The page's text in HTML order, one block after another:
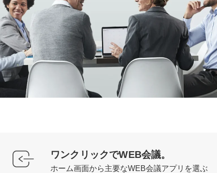
ワンクリックでWEB会議。
ホーム画面から主要なWEB会議アプリを選ぶ